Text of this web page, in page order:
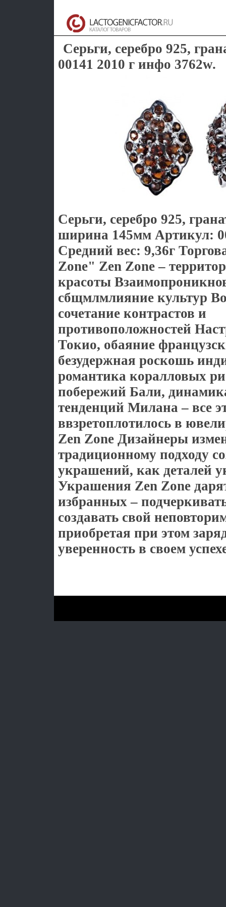
Серьги, серебро 925,
00141 2010 г инфо 3762w.
Серьги, серебро 925,
ширина 145мм Артикул:
Средний вес: 9,36г
Zone" Zen Zone –
красоты
сбщмлмлияние культур
сочетание контрастов и
противоположностей
Токио, обаяние
безудержная роскошь
романтика коралловых
побережий Бали,
тенденций Милана – все
ввзретоплотилось в
Zen Zone Дизайнеры
традиционному подходу
украшений, как деталей
Украшения Zen Zone
избранных –
создавать свой
приобретая при этом
уверенность в своем